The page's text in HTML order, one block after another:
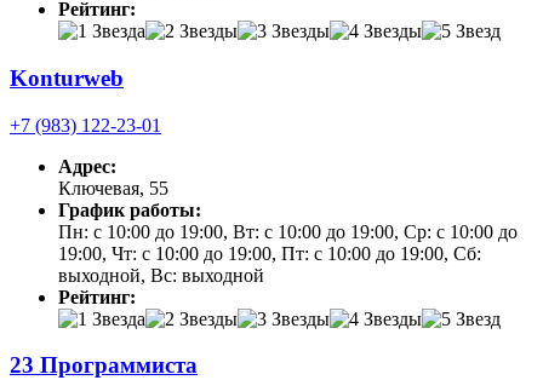
Рейтинг:
Konturweb
+7 (983) 122-23-01
Адрес:
Ключевая, 55
График работы:
Пн: с 10:00 до 19:00, Вт: с 10:00 до 19:00, Ср: с 10:00 до
19:00, Чт: с 10:00 до 19:00, Пт: с 10:00 до 19:00, Сб:
выходной, Вс: выходной
Рейтинг:
23 Программиста